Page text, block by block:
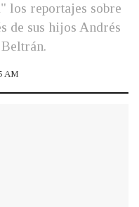
reportajes sobre
de sus hijos Andrés
AM